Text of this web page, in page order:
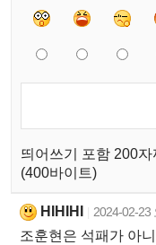
띄어쓰기 포함 200
(400바이트)
HIHIHI 2024-02-23
조훈현은 석패가 아